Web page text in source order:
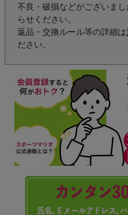
不良・破損などがございま
らせください。
返品・交換ルール等の詳細は
ださい。